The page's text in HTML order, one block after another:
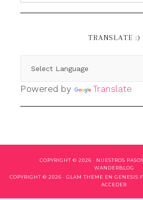
TRANSLATE :)
Powered by Translate
COPYRIGHT © 2026 · NUESTROS
WANDERBLOG
COPYRIGHT © 2026 · GLAM THEME EN GENESIS
ACCEDER